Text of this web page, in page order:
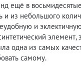
ещё в
и из небольшого
и
одна из самых
самому.